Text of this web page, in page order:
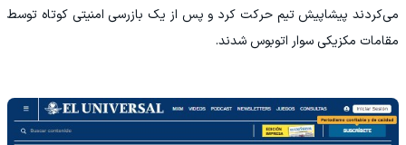
می‌کردند پیشاپیش تیم حرکت کرد و پس از یک بازرسی امنیتی کوتاه توسط
مقامات مکزیکی سوار اتوبوس شدند.